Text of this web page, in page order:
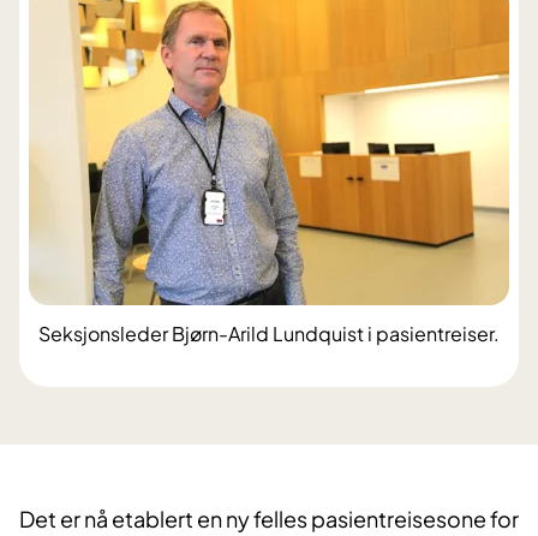
Seksjonsleder Bjørn-Arild Lundquist i pasientreiser.
​Det er nå etablert en ny felles pasientreisesone for